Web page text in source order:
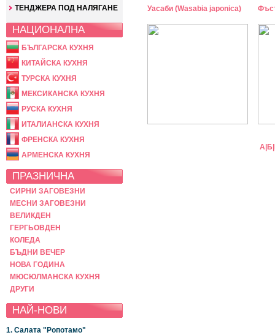
ТЕНДЖЕРА ПОД НАЛЯГАНЕ
НАЦИОНАЛНА
БЪЛГАРСКА КУХНЯ
КИТАЙСКА КУХНЯ
ТУРСКА КУХНЯ
МЕКСИКАНСКА КУХНЯ
РУСКА КУХНЯ
ИТАЛИАНСКА КУХНЯ
ФРЕНСКА КУХНЯ
АРМЕНСКА КУХНЯ
ПРАЗНИЧНА
СИРНИ ЗАГОВЕЗНИ
МЕСНИ ЗАГОВЕЗНИ
ВЕЛИКДЕН
ГЕРГЬОВДЕН
КОЛЕДА
БЪДНИ ВЕЧЕР
НОВА ГОДИНА
МЮСЮЛМАНСКА КУХНЯ
ДРУГИ
НАЙ-НОВИ
1. Салата "Ропотамо"
Уасаби (Wasabia japonica)
А Б